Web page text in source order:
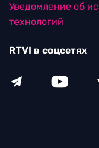
Уведомление об
технологий
RTVI в соцсетях